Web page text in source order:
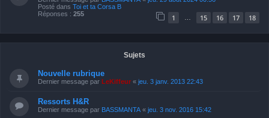
Posté dans Toi et ta Corsa B
Réponses : 255 1 15 16 17 18
Sujets
Nouvelle rubrique
Dernier message par LeKiffeur « jeu. 3 janv. 2013 22:43
Ressorts H&R
Dernier message par BASSMANTA « jeu. 3 nov. 2016 15:42